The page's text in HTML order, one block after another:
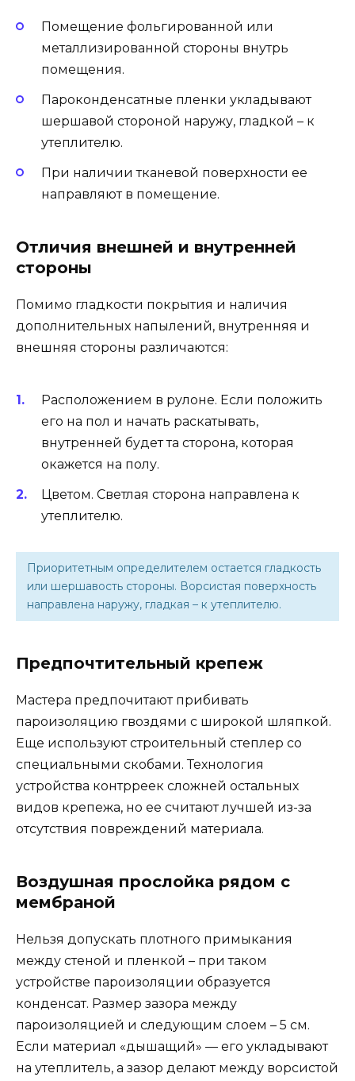
Помещение фольгированной или
металлизированной стороны внутрь
помещения.
Пароконденсатные пленки укладывают
шершавой стороной наружу, гладкой – к
утеплителю.
При наличии тканевой поверхности ее
направляют в помещение.
Отличия внешней и внутренней
стороны
Помимо гладкости покрытия и наличия
дополнительных напылений, внутренняя и
внешняя стороны различаются:
Расположением в рулоне. Если положить
его на пол и начать раскатывать,
внутренней будет та сторона, которая
окажется на полу.
Цветом. Светлая сторона направлена к
утеплителю.
Приоритетным определителем остается гладкость
или шершавость стороны. Ворсистая поверхность
направлена наружу, гладкая – к утеплителю.
Предпочтительный крепеж
Мастера предпочитают прибивать
пароизоляцию гвоздями с широкой шляпкой.
Еще используют строительный степлер со
специальными скобами. Технология
устройства контрреек сложней остальных
видов крепежа, но ее считают лучшей из-за
отсутствия повреждений материала.
Воздушная прослойка рядом с
мембраной
Нельзя допускать плотного примыкания
между стеной и пленкой – при таком
устройстве пароизоляции образуется
конденсат. Размер зазора между
пароизоляцией и следующим слоем – 5 см.
Если материал «дышащий» — его укладывают
на утеплитель, а зазор делают между ворсистой